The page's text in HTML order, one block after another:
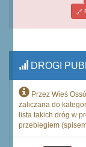
DROGI
Przez Wieś
zaliczana do
lista takich dróg w
przebiegiem